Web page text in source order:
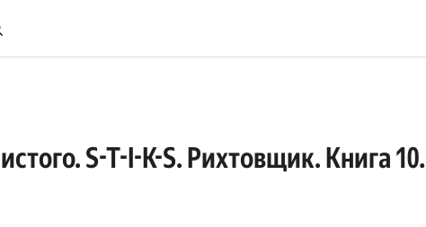
S-T-I-K-S. Рихтовщик. Книга 10.